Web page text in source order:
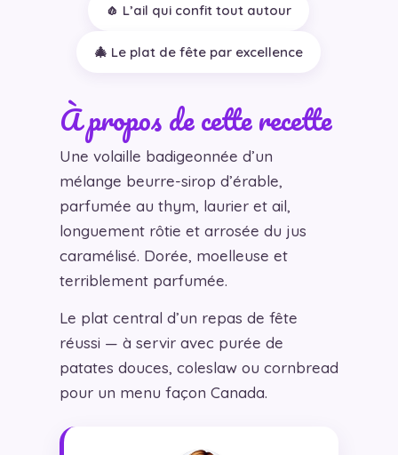
🧄 L’ail qui confit tout autour
🎄 Le plat de fête par excellence
À propos de cette recette
Une volaille badigeonnée d’un
mélange beurre-sirop d’érable,
parfumée au thym, laurier et ail,
longuement rôtie et arrosée du jus
caramélisé. Dorée, moelleuse et
terriblement parfumée.
Le plat central d’un repas de fête
réussi — à servir avec purée de
patates douces, coleslaw ou cornbread
pour un menu façon Canada.